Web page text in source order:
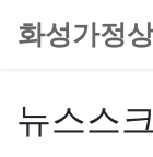
화성가정
뉴스스